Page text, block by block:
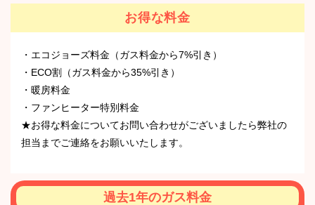
お得な料金
・エコジョーズ料金（ガス料金から7%引き）
・ECO割（ガス料金から35%引き）
・暖房料金
・ファンヒーター特別料金
★お得な料金についてお問い合わせがございましたら弊社の
担当までご連絡をお願いいたします。
過去1年のガス料金